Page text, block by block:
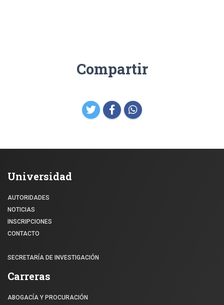
Compartir
Universidad
AUTORIDADES
NOTICIAS
INSCRIPCIONES
CONTACTO
SECRETARÍA DE INVESTIGACIÓN
Carreras
ABOGACÍA Y PROCURACIÓN